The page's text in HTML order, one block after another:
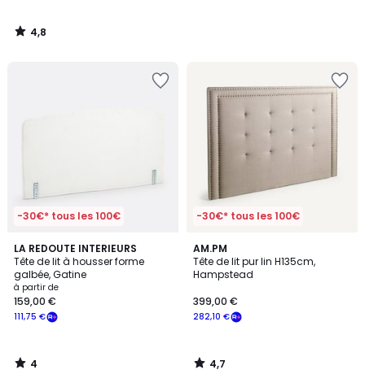
4,8
/
-30€* tous les 100€
LA REDOUTE INTERIEURS
Tête de lit à housser forme
galbée, Gatine
à partir de
111,75 €
159,00 €
4
/
5
4
/
-30€* tous les 100€
AM.PM
Tête de lit pur lin H135cm,
Hampstead
282,10 €
399,00 €
4,7
/ 5
4,7
/